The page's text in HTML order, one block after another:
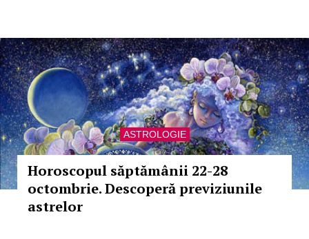
ASTROLOGIE
Horoscopul săptămânii 22-28
octombrie. Descoperă previziunile
astrelor